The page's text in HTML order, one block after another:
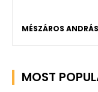
MÉSZÁROS ANDRÁS
MOST